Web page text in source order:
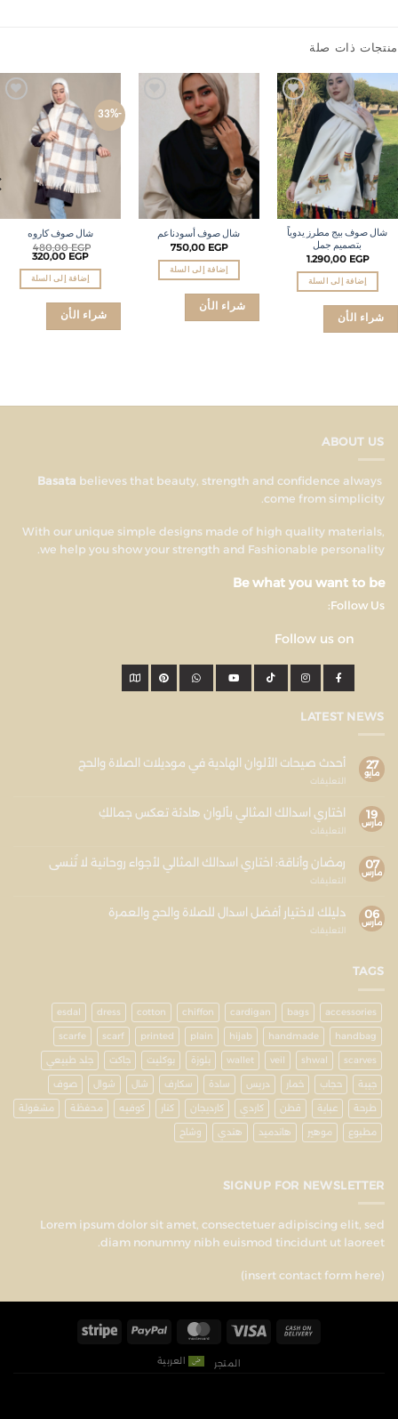
ذات صلة
Add to
wishlist
شال صوف بيج مطرز يدوياً
بتصميم جمل
1.290,00EGP
إضافة إلى السلة
شراء الأن
شال صوف أسودناعم
750,00EGP
إضافة إلى السلة
شراء الأن
شال صوف كاروه
480,00EGP
320,00EGP
إضافة إلى السلة
شراء الأن
ABOUT US
believes that beauty, strength and confidence always
come from simplicity.
With our unique simple designs made of high quality materials,
we help you show your strength and Fashionable personality.
Be what you want to be
Follow Us:
Follow us on
LATEST NEWS
27
مايو
أحدث صيحات الألوان الهادية في موديلات الصلاة والحج
التعليقات
19
مارس
اختاري اسدالك المثالي بألوان هادئة تعكس جمالكِ
التعليقات
07
مارس
رمضان وأناقة: اختاري اسدالك المثالي لأجواء روحانية لا تُنسى
التعليقات
06
مارس
دليلك لاختيار أفضل اسدال للصلاة والحج والعمرة
التعليقات
TAGS
accessories
bags
cardigan
chiffon
cotton
dress
esdal
handbag
handmade
hijab
plain
printed
scarf
scarfe
scarves
shwal
veil
wallet بلوزة بوكليت جاكت جلد طبيعي
جيبة حجاب خمار دريس سادة سكارف شال شوال صوف
طرحة عباية قطن كاردي كارديجان كنار كوفيه محفظة مشغولة
مطبوع موهير هاندميد هندي وشاح
SIGNUP FOR NEWSLETTER
Lorem ipsum dolor sit amet, consectetuer adipiscing elit, sed
diam nonummy nibh euismod tincidunt ut laoreet.
المتجر العربية